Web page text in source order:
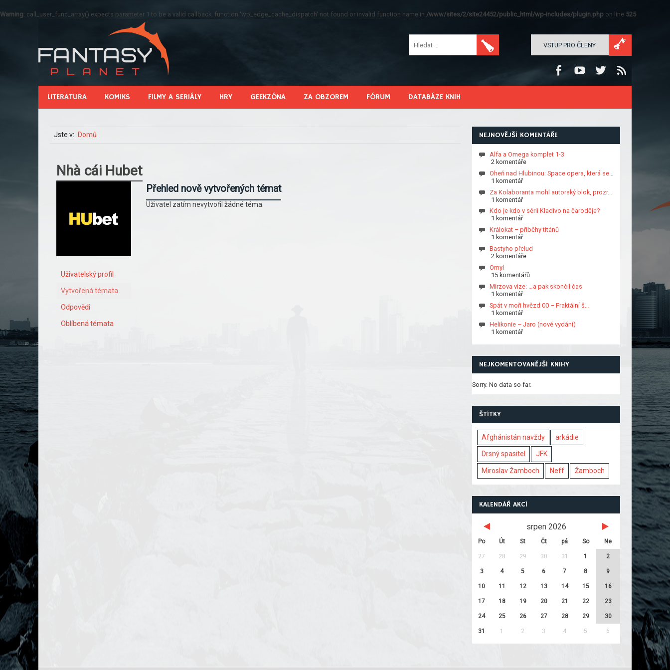
Warning: call_user_func_array() expects parameter 1 to be a valid callback, function 'wp_edge_cache_dispatch' not found or invalid function name in /www/sites/2/site24452/public_html/wp-includes/plugin.php on line 525
VSTUP PRO ČLENY
LITERATURA KOMIKS FILMY A SERIÁLY HRY GEEKZÓNA ZA OBZOREM FÓRUM DATABÁZE KNIH
Jste v: Domů
Nhà cái Hubet
Uživatelský profil
Vytvořená témata
Odpovědi
Oblíbená témata
Přehled nově vytvořených témat
Uživatel zatím nevytvořil žádné téma.
NEJNOVĚJŠÍ KOMENTÁŘE
Alfa a Omega komplet 1-3
2 komentáře
Oheň nad Hlubinou: Space opera, která se…
1 komentář
Za Kolaboranta mohl autorský blok, prozr…
1 komentář
Kdo je kdo v sérii Kladivo na čaroděje?
1 komentář
Králokat – příběhy titánů
1 komentář
Bastyho přelud
2 komentáře
Omyl
15 komentářů
Mirzova vize: …a pak skončil čas
1 komentář
Spát v moři hvězd 00 – Fraktální š…
1 komentář
Helikonie – Jaro (nové vydání)
1 komentář
NEJKOMENTOVANĚJŠÍ KNIHY
Sorry. No data so far.
ŠTÍTKY
Afghánistán navždy arkádie
Drsný spasitel JFK
Miroslav Žamboch Neff Žamboch
KALENDÁŘ AKCÍ
srpen 2026
Po Út St Čt pá So Ne
27 28 29 30 31 1 2
3 4 5 6 7 8 9
10 11 12 13 14 15 16
17 18 19 20 21 22 23
24 25 26 27 28 29 30
31 1 2 3 4 5 6